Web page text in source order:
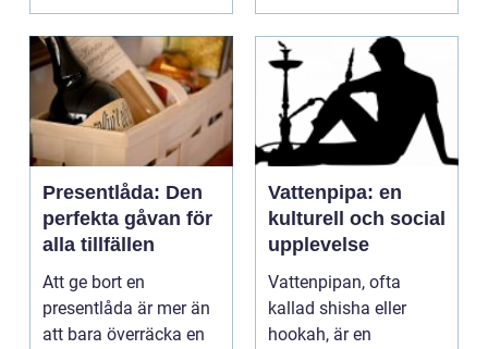
Presentlåda: Den
perfekta gåvan för
alla tillfällen
Att ge bort en
presentlåda är mer än
att bara överräcka en
Vattenpipa: en
kulturell och social
upplevelse
Vattenpipan, ofta
kallad shisha eller
hookah, är en